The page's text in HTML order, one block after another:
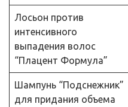
Лосьон против
интенсивного
выпадения волос
“Плацент Формула”
Шампунь “Подснежник”
для придания объема